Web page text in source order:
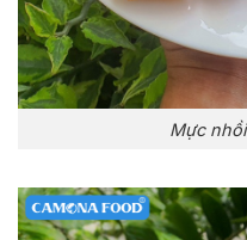
Mực